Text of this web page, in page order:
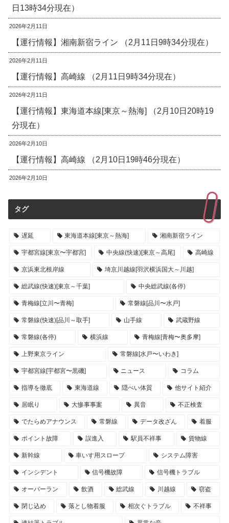
日13時34分現在）
2026年2月11日
【運行情報】湘南新宿ライン （2月11日9時34分現在）
2026年2月11日
【運行情報】高崎線 （2月11日9時34分現在）
2026年2月11日
【運行情報】東海道本線[東京～熱海] （2月10日20時19
分現在）
2026年2月10日
【運行情報】高崎線 （2月10日19時46分現在）
2026年2月10日
タグ
遅延 東海道本線[東京～熱海] 湘南新宿ライン
宇都宮線[東京〜宇都宮] 中央線(快速)[東京～高尾] 高崎線
京浜東北根岸線 埼京川越線[羽沢横浜国大～川越]
総武線(快速)[東京～千葉] 中央総武線(各停)
青梅線[立川〜青梅] 常磐線[品川〜水戸]
常磐線(快速)[品川～取手] 山手線 武蔵野線
常磐線(各停) 横浜線 青梅線[青梅〜奥多摩]
上野東京ライン 常磐線[水戸〜いわき]
宇都宮線[宇都宮〜黒磯] ニュース コラム
指導を徹底 東海道線 隠ぺい体質 他サイト紹介
居眠り 大惨事事案 異音 不正検査
でたらめアナウンス 常磐線 データ改ざん 着服
ポイント故障 誤進入 駅員不祥事 貨物線
新幹線 車いす用スロープ システム障害
インシデント 信号機故障 信号機トラブル
オーバーラン 飲酒 総武線 川越線 窃盗
閉じ込め 落とし物着服 相次ぐトラブル 不祥事